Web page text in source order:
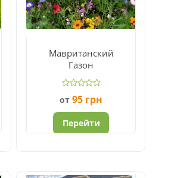
Мавританский
Газон
от95 грн
Перейти